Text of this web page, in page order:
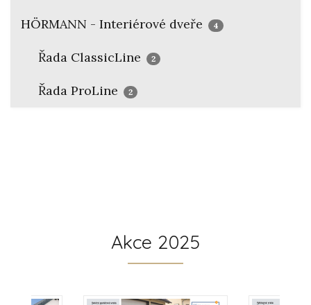
HÖRMANN - Interiérové dveře 4
Řada ClassicLine 2
Řada ProLine 2
Akce 2025